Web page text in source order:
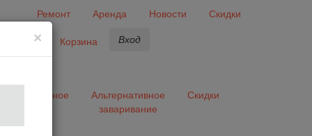
Ремонт Аренда Новости Скидки
Корзина Вход
Разное
Альтернативное
заваривание
Скидки
×